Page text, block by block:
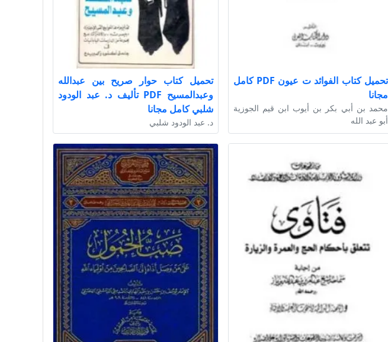
تحميل كتاب الفوائد ت عيون PDF كامل
مجانا
محمد بن أبي بكر بن أيوب ابن قيم الجوزية
أبو عبد الله
تحميل كتاب حوار صريح بين عبدالله
وعبدالمسيح PDF تأليف د. عبد الودود
شلبي كامل مجانا
د. عبد الودود شلبي